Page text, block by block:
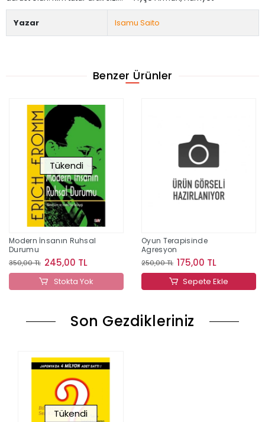
Yazar Isamu Saito
Benzer Ürünler
Tükendi
Modern İnsanın Ruhsal
Durumu
350,00 TL 245,00 TL
Stokta Yok
Oyun Terapisinde
Agresyon
250,00 TL 175,00 TL
Sepete Ekle
Son Gezdikleriniz
Tükendi